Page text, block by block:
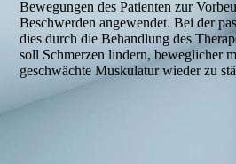
Bewegungen des Patienten zur
Beschwerden angewendet. Bei der
dies durch die Behandlung des
soll Schmerzen lindern, beweglicher
geschwächte Muskulatur wieder zu